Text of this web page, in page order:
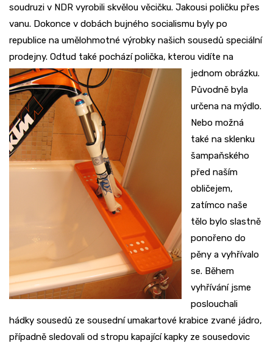
soudruzi v NDR vyrobili skvělou věcičku. Jakousi poličku přes
vanu. Dokonce v dobách bujného socialismu byly po
republice na umělohmotné výrobky našich sousedů speciální
prodejny. Odtud také pochází polička, kterou vidíte na
jednom obrázku.
Původně byla
určena na mýdlo.
Nebo možná
také na sklenku
šampaňského
před naším
obličejem,
zatímco naše
tělo bylo slastně
ponořeno do
pěny a vyhřívalo
se. Během
vyhřívání jsme
poslouchali
hádky sousedů ze sousední umakartové krabice zvané jádro,
případně sledovali od stropu kapající kapky ze sousedovic